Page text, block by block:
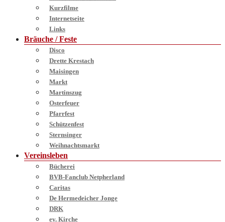
Kurzfilme
Internetseite
Links
Bräuche / Feste
Disco
Drette Krestach
Maisingen
Markt
Martinszug
Osterfeuer
Pfarrfest
Schützenfest
Sternsinger
Weihnachtsmarkt
Vereinsleben
Bücherei
BVB-Fanclub Netpherland
Caritas
De Hermedeicher Jonge
DRK
ev. Kirche